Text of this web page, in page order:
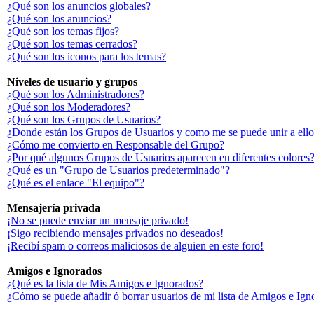
¿Qué son los anuncios globales?
¿Qué son los anuncios?
¿Qué son los temas fijos?
¿Qué son los temas cerrados?
¿Qué son los iconos para los temas?
Niveles de usuario y grupos
¿Qué son los Administradores?
¿Qué son los Moderadores?
¿Qué son los Grupos de Usuarios?
¿Donde están los Grupos de Usuarios y como me se puede unir a
¿Cómo me convierto en Responsable del Grupo?
¿Por qué algunos Grupos de Usuarios aparecen en diferentes colores?
¿Qué es un "Grupo de Usuarios predeterminado"?
¿Qué es el enlace "El equipo"?
Mensajería privada
¡No se puede enviar un mensaje privado!
¡Sigo recibiendo mensajes privados no deseados!
¡Recibí spam o correos maliciosos de alguien en este foro!
Amigos e Ignorados
¿Qué es la lista de Mis Amigos e Ignorados?
¿Cómo se puede añadir ó borrar usuarios de mi lista de Amigos e